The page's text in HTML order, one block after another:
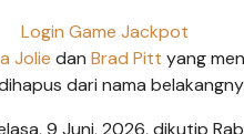
Login Game Jackpot
Jolie dan Brad Pitt yang
dari nama
9 Juni, 2026, dikutip